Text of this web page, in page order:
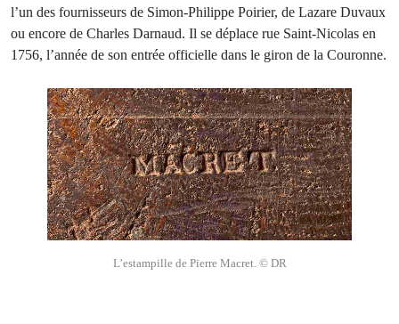
l’un des fournisseurs de Simon-Philippe Poirier, de Lazare Duvaux
ou encore de Charles Darnaud. Il se déplace rue Saint-Nicolas en
1756, l’année de son entrée officielle dans le giron de la Couronne.
L’estampille de Pierre Macret. © DR